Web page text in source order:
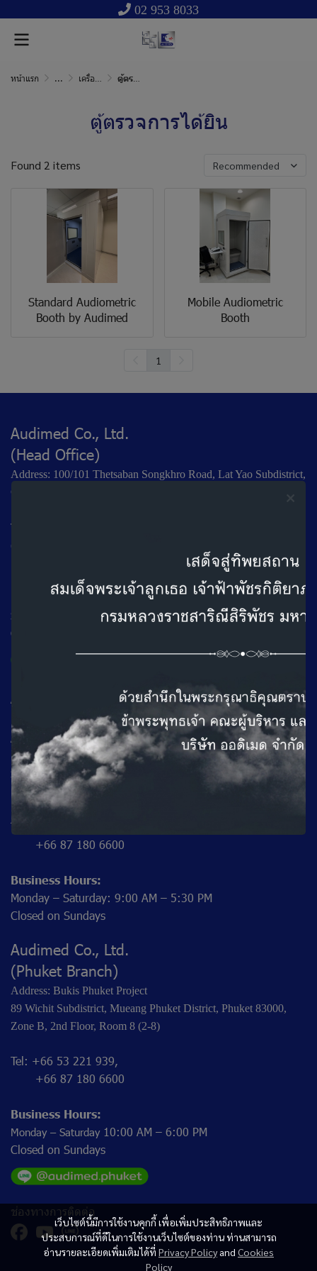
02 953 8033
หน้าแรก ... เครื่องมือแพทย์ หูคอจมูก การได้ยิน และการทรงตัว ตู้ตรวจการได้ยิน
ตู้ตรวจการได้ยิน
Found 2 items Recommended
Standard Audiometric
Booth by Audimed
Mobile Audiometric
Booth
1
เว็บไซต์นี้มีการใช้งานคุกกี้ เพื่อเพิ่มประสิทธิภาพและ
ประสบการณ์ที่ดีในการใช้งานเว็บไซต์ของท่าน ท่านสามารถ
อ่านรายละเอียดเพิ่มเติมได้ที่ Privacy Policy and Cookies
Policy
Audimed Co., Ltd.
(Head Office)
Address: 100/101 Thetsaban Songkhro Road, Lat Yao Subdistrict,
Chatuchak District, Bangkok 10900,
Tel: +66 2 953 8033
(Auto Attendant)
Business Hours:
Monday – Friday: 8:30 AM – 4:30 PM
Saturday: 9:00 AM – 4:30 PM
Closed on Sundays
Audimed Co., Ltd.
(Chiang Mai Branch)
Address: 177 A2 Building, beneath Mercure Hotel, Chang
PhueakRoad,
Si Phum Subdistrict, Mueang Chiang Mai District, Chiang
Mai 50200
Tel: +66 53 221 939,
+66 87 180 6600
Business Hours:
Monday – Saturday: 9:00 AM – 5:30 PM
Closed on Sundays
Audimed Co., Ltd.
(Phuket Branch)
Address: Bukis Phuket Project
89 Wichit Subdistrict, Mueang Phuket District, Phuket 83000,
Zone B, 2nd Floor, Room 8 (2-8)
Tel: +66 53 221 939,
+66 87 180 6600
Business Hours:
Monday – Saturday10:00 AM – 6:00 PM
Closed on Sundays
ช่องทางการติดต่อ